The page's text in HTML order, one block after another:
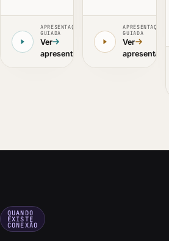
APRESENTAÇÃO
GUIADA
Ver
apresentação
APRESENTAÇÃO
GUIADA
Ver
apresentação
QUANDO
EXISTE
CONEXÃO